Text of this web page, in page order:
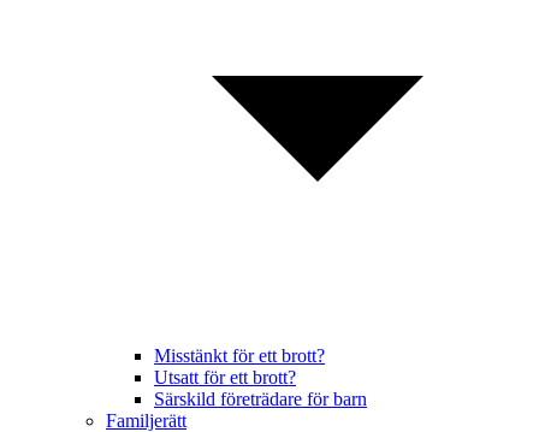
Misstänkt för ett brott?
Utsatt för ett brott?
Särskild företrädare för barn
Familjerätt